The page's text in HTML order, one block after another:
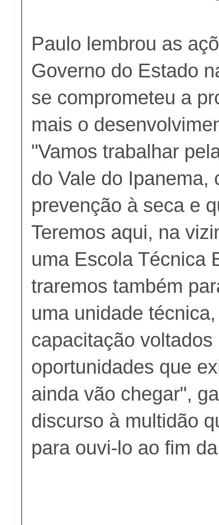
Paulo lembrou as
Governo do Estado
se comprometeu a
mais o
"Vamos trabalhar
do Vale do Ipanema,
prevenção à seca e
Teremos aqui, na
uma Escola Técnica
traremos também
uma unidade
capacitação voltados
oportunidades que
ainda vão chegar",
discurso à multidão
para ouvi-lo ao fim